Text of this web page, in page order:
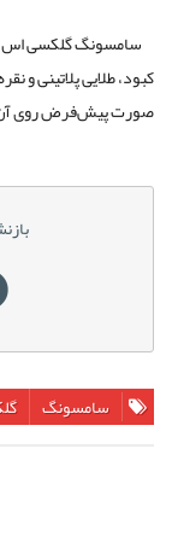
صورت پیش‌فرض روی
سامسونگ